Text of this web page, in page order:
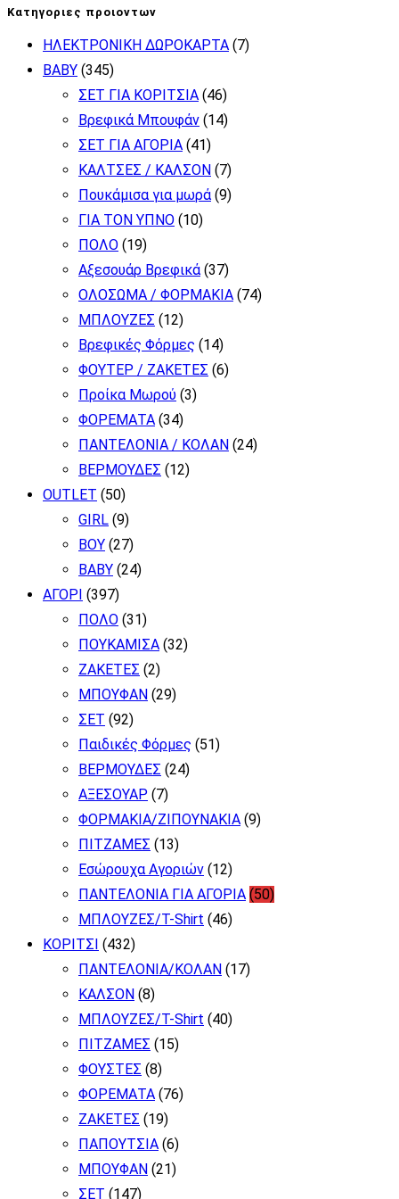
πολλαπλές
μπορούν
επιλεγούν
του
προϊόντος
Κατηγοριες προιοντων
ΗΛΕΚΤΡΟΝΙΚΗ ΔΩΡΟΚΑΡΤΑ (7)
BABY (345)
ΣΕΤ ΓΙΑ ΚΟΡΙΤΣΙΑ (46)
Βρεφικά Μπουφάν (14)
ΣΕΤ ΓΙΑ ΑΓΟΡΙΑ (41)
ΚΑΛΤΣΕΣ / ΚΑΛΣΟΝ (7)
Πουκάμισα για μωρά (9)
ΓΙΑ ΤΟΝ ΥΠΝΟ (10)
ΠΟΛΟ (19)
Αξεσουάρ Βρεφικά (37)
ΟΛΟΣΩΜΑ / ΦΟΡΜΑΚΙΑ (74)
ΜΠΛΟΥΖΕΣ (12)
Βρεφικές Φόρμες (14)
ΦΟΥΤΕΡ / ΖΑΚΕΤΕΣ (6)
Προίκα Μωρού (3)
ΦΟΡΕΜΑΤΑ (34)
ΠΑΝΤΕΛΟΝΙΑ / ΚΟΛΑΝ (24)
ΒΕΡΜΟΥΔΕΣ (12)
OUTLET (50)
GIRL (9)
BOY (27)
BABY (24)
ΑΓΟΡΙ (397)
ΠΟΛΟ (31)
ΠΟΥΚΑΜΙΣΑ (32)
ΖΑΚΕΤΕΣ (2)
ΜΠΟΥΦΑΝ (29)
ΣΕΤ (92)
Παιδικές Φόρμες (51)
ΒΕΡΜΟΥΔΕΣ (24)
ΑΞΕΣΟΥΑΡ (7)
ΦΟΡΜΑΚΙΑ/ΖΙΠΟΥΝΑΚΙΑ (9)
ΠΙΤΖΑΜΕΣ (13)
Εσώρουχα Αγοριών (12)
ΠΑΝΤΕΛΟΝΙΑ ΓΙΑ ΑΓΟΡΙΑ (50)
ΜΠΛΟΥΖΕΣ/T-Shirt (46)
ΚΟΡΙΤΣΙ (432)
ΠΑΝΤΕΛΟΝΙΑ/ΚΟΛΑΝ (17)
ΚΑΛΣΟΝ (8)
ΜΠΛΟΥΖΕΣ/T-Shirt (40)
ΠΙΤΖΑΜΕΣ (15)
ΦΟΥΣΤΕΣ (8)
ΦΟΡΕΜΑΤΑ (76)
ΖΑΚΕΤΕΣ (19)
ΠΑΠΟΥΤΣΙΑ (6)
ΜΠΟΥΦΑΝ (21)
ΣΕΤ (147)